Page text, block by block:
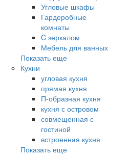
Угловые шкафы
Гардеробные
комнаты
C зеркалом
Мебель для ванных
Показать еще
Кухни
угловая кухня
прямая кухня
П-образная кухня
кухня с островом
совмещенная с
гостиной
встроенная кухня
Показать еще